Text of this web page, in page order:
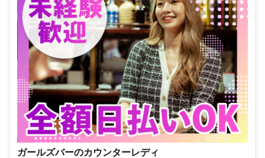
ガールズバーのカウンターレディ